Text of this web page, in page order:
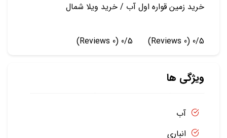
خرید زمین قواره اول آب / خرید ویلا شمال
0/5
(0 Reviews)
0/5
(0 Reviews)
ویژگی ها
آب
انباری